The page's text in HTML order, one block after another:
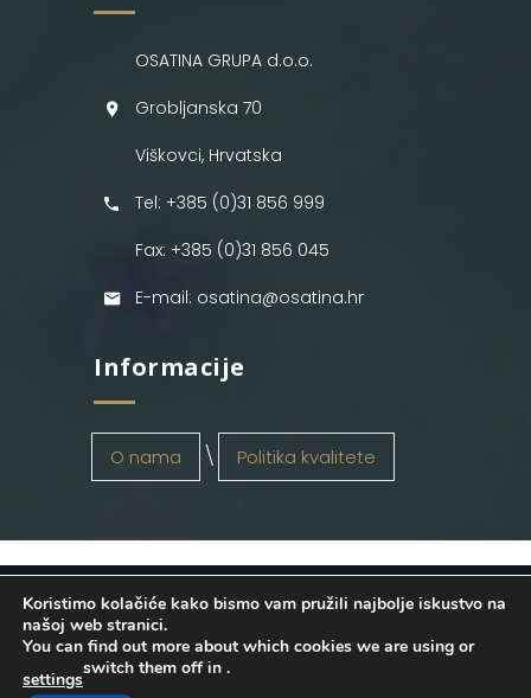
OSATINA GRUPA d.o.o.
Grobljanska 70
Viškovci, Hrvatska
Tel: +385 (0)31 856 999
Fax: +385 (0)31 856 045
E-mail: osatina@osatina.hr
Informacije
O nama Politika kvalitete
OSATINA GRUPA d.o.o. 2026
. Configured
byINFOS Osijek. Sva prava pridržana.
Koristimo kolačiće kako bismo vam pružili najbolje iskustvo na
našoj web stranici.
You can find out more about which cookies we are using or
switch them off in
settings
.